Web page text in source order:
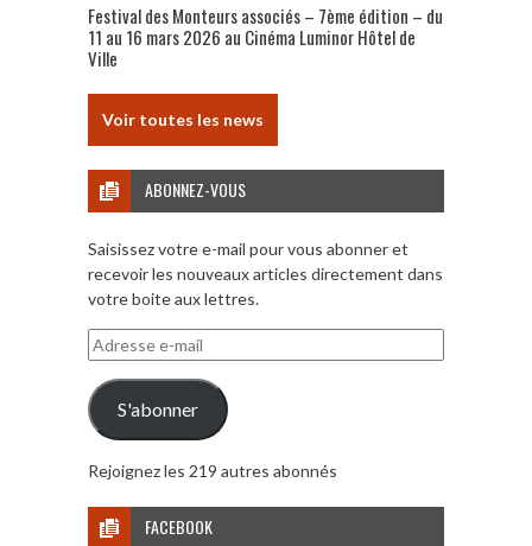
Festival des Monteurs associés – 7ème édition – du
11 au 16 mars 2026 au Cinéma Luminor Hôtel de
Ville
Voir toutes les news
ABONNEZ-VOUS
Saisissez votre e-mail pour vous abonner et
recevoir les nouveaux articles directement dans
votre boite aux lettres.
Adresse
e-
mail
S'abonner
Rejoignez les 219 autres abonnés
FACEBOOK